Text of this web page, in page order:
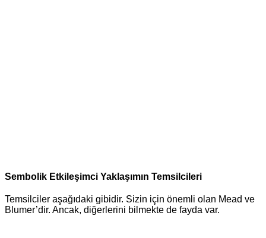
Sembolik Etkileşimci Yaklaşımın Temsilcileri
Temsilciler aşağıdaki gibidir. Sizin için önemli olan Mead ve
Blumer’dir. Ancak, diğerlerini bilmekte de fayda var.